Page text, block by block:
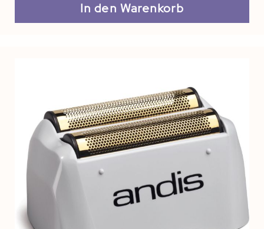
In den Warenkorb